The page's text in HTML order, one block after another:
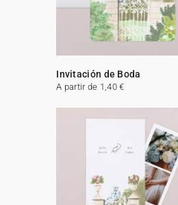
Invitación de Boda
A partir de 1,40 €